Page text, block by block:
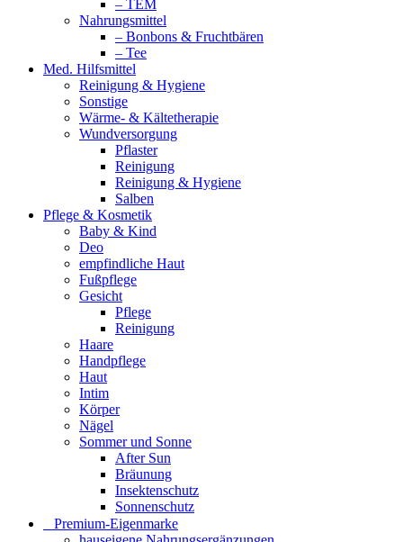
– TEM
Nahrungsmittel
– Bonbons & Fruchtbären
– Tee
Med. Hilfsmittel
Reinigung & Hygiene
Sonstige
Wärme- & Kältetherapie
Wundversorgung
Pflaster
Reinigung
Reinigung & Hygiene
Salben
Pflege & Kosmetik
Baby & Kind
Deo
empfindliche Haut
Fußpflege
Gesicht
Pflege
Reinigung
Haare
Handpflege
Haut
Intim
Körper
Nägel
Sommer und Sonne
After Sun
Bräunung
Insektenschutz
Sonnenschutz
⠀​Premium-Eigenmarke